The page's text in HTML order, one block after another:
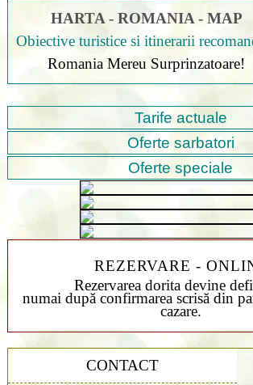
HARTA - ROMANIA - MAP
Obiective turistice si itinerarii
Romania Mereu Surprinzatoare!
Tarife actuale
Oferte sarbatori
Oferte speciale
REZERVARE -
Rezervarea dorita devine
numai după confirmarea scrisă din
cazare.
CONTACT